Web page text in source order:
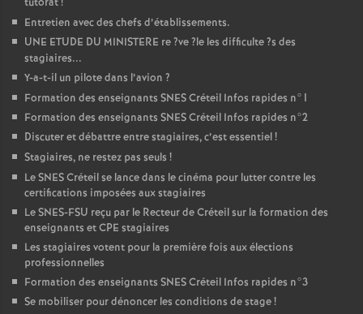
Entretien avec des chefs d’établissements.
UNE ETUDE DU MINISTERE re?ve?le les difficulte?s des
stagiaires...
Y-a-t-il un pilote dans l’avion ?
Formation des enseignants SNESCréteil Infos rapides n°1
Formation des enseignants SNESCréteil Infos rapides n°2
Discuter et débattre entre stagiaires, c’est essentiel!
Stagiaires, ne restez pas seuls !
LeSNESCréteil se lance dans le cinéma pour lutter contre les
certifications imposées aux stagiaires
LeSNES-FSU reçu par le Recteur de Créteil sur la formation des
enseignants etCPE stagiaires
Les stagiaires votent pour la première fois aux élections
professionnelles
Formation des enseignants SNESCréteil Infos rapides n°3
Se mobiliser pour dénoncer les conditions de stage!